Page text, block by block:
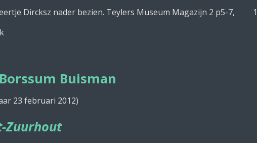
Dircksz nader bezien. Teylers Museum Magazijn 2 p5-7,
Buisman
23 februari 2012)
Zuurhout